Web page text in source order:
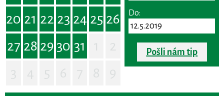
20 21 22 23 24 25 26
27 28 29 30 31
Do:
Pošli nám tip